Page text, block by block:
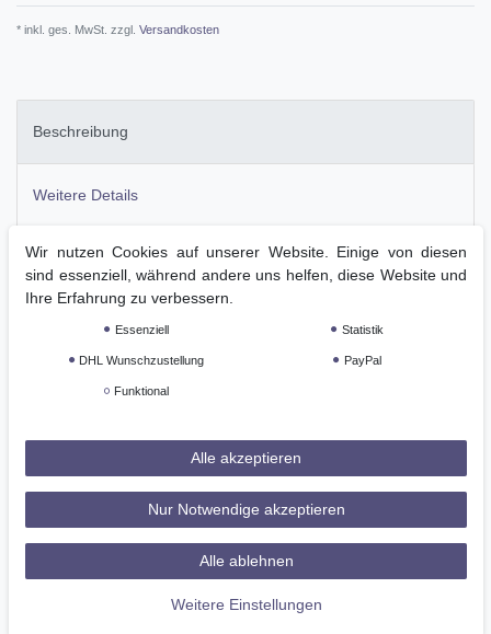
* inkl. ges. MwSt. zzgl. Versandkosten
Beschreibung
Weitere Details
GPSR
Die Fair Play 'Olimpia' ist eine fantastische Wahl für
Klassisches Sakko-Design
Kragen aus Ultra-Wildleder mit Bit-Detail
Kontrastnähte vorne und hinten
2 Reißverschlusstaschen vorne
Besticktes Wappen
Atmungsaktives Softshell-Gewebe (wasser- und
Wir nutzen Cookies auf unserer Website. Einige von diesen
sind essenziell, während andere uns helfen, diese Website und
Ihre Erfahrung zu verbessern.
Essenziell Statistik
DHL Wunschzustellung PayPal
Funktional
Alle akzeptieren
Nur Notwendige akzeptieren
Alle ablehnen
Weitere Einstellungen